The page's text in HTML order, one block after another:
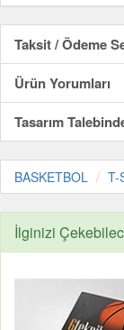
Taksit / Ödeme
Ürün Yorumları
Tasarım
BASKETBOL T-
İlginizi